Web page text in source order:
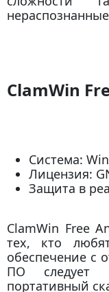
ClamWin
Система:
Лицензия:
Защита в
ClamWin Free
тех, кто
обеспечение с
ПО следует
портативный